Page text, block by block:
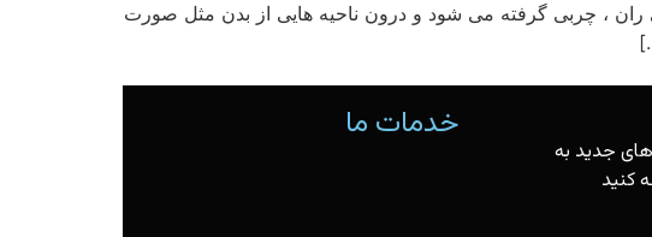
، چربی گرفته می شود و درون ناحیه هایی از بدن مثل صورت
جدید به
کنید
خدمات ما